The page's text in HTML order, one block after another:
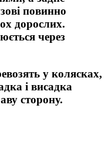
повинно
дорослих.
через
у колясках,
і висадка
сторону.